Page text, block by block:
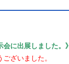
に出展しました。》
ざいました。